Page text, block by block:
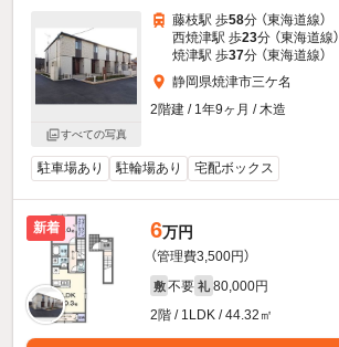
すべての写真
藤枝駅 歩58分 （東海道線）
西焼津駅 歩23分 （東海道線）
焼津駅 歩37分 （東海道線）
静岡県焼津市三ケ名
2階建 / 1年9ヶ月 / 木造
駐車場あり 駐輪場あり 宅配ボックス
新着 6万円
（管理費3,500円）
敷 不要 礼 80,000円
2階 / 1LDK / 44.32㎡